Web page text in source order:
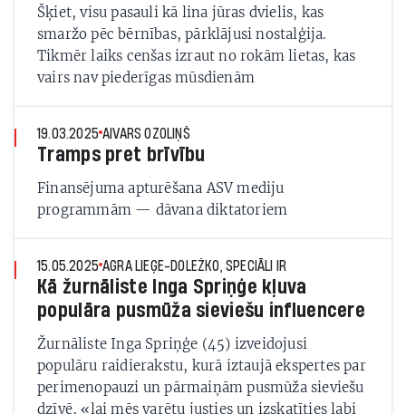
Šķiet, visu pasauli kā lina jūras dvielis, kas
smaržo pēc bērnības, pārklājusi nostalģija.
Tikmēr laiks cenšas izraut no rokām lietas, kas
vairs nav piederīgas mūsdienām
19.03.2025 AIVARS OZOLIŅŠ
Tramps pret brīvību
Finansējuma apturēšana ASV mediju
programmām — dāvana diktatoriem
15.05.2025 AGRA LIEĢE-DOLEŽKO, SPECIĀLI IR
Kā žurnāliste Inga Spriņģe kļuva
populāra pusmūža sieviešu influencere
Žurnāliste Inga Spriņģe (45) izveidojusi
populāru raidierakstu, kurā iztaujā ekspertes par
perimenopauzi un pārmaiņām pusmūža sieviešu
dzīvē, «lai mēs varētu justies un izskatīties labi